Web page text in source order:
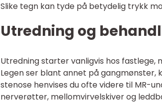
Slike tegn kan tyde på betydelig trykk
Utredning og
Utredning starter vanligvis hos fastlege,
Legen ser blant annet på gangmønster,
stenose henvises du ofte videre til MR-
nerverøtter, mellomvirvelskiver og